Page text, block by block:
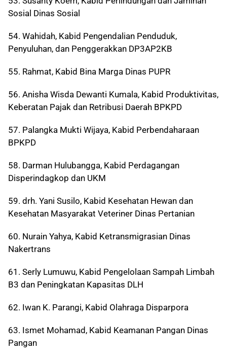
Sosial Dinas Sosial
54. Wahidah, Kabid Pengendalian Penduduk,
Penyuluhan, dan Penggerakkan DP3AP2KB
55. Rahmat, Kabid Bina Marga Dinas PUPR
56. Anisha Wisda Dewanti Kumala, Kabid Produktivitas,
Keberatan Pajak dan Retribusi Daerah BPKPD
57. Palangka Mukti Wijaya, Kabid Perbendaharaan
BPKPD
58. Darman Hulubangga, Kabid Perdagangan
Disperindagkop dan UKM
59. drh. Yani Susilo, Kabid Kesehatan Hewan dan
Kesehatan Masyarakat Veteriner Dinas Pertanian
60. Nurain Yahya, Kabid Ketransmigrasian Dinas
Nakertrans
61. Serly Lumuwu, Kabid Pengelolaan Sampah Limbah
B3 dan Peningkatan Kapasitas DLH
62. Iwan K. Parangi, Kabid Olahraga Disparpora
63. Ismet Mohamad, Kabid Keamanan Pangan Dinas
Pangan